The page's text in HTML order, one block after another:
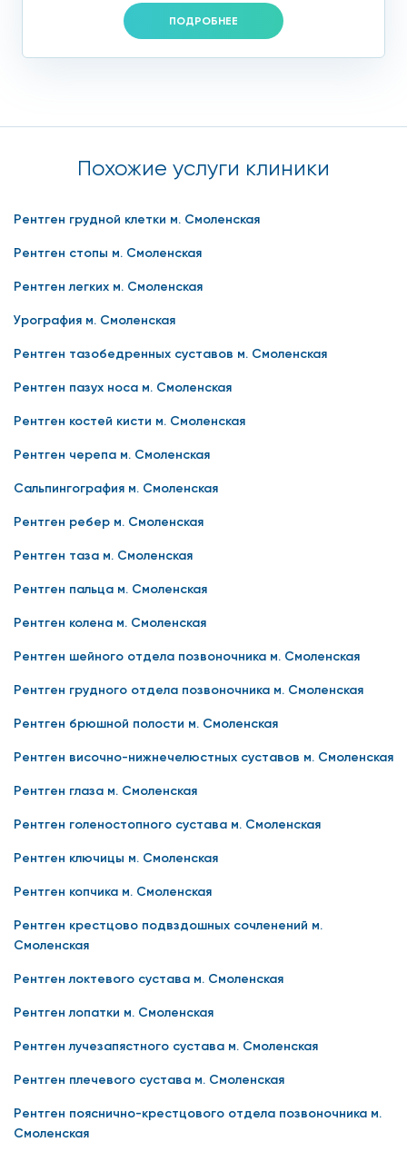
ПОДРОБНЕЕ
Похожие услуги клиники
Рентген грудной клетки м. Смоленская
Рентген стопы м. Смоленская
Рентген легких м. Смоленская
Урография м. Смоленская
Рентген тазобедренных суставов м. Смоленская
Рентген пазух носа м. Смоленская
Рентген костей кисти м. Смоленская
Рентген черепа м. Смоленская
Сальпингография м. Смоленская
Рентген ребер м. Смоленская
Рентген таза м. Смоленская
Рентген пальца м. Смоленская
Рентген колена м. Смоленская
Рентген шейного отдела позвоночника м. Смоленская
Рентген грудного отдела позвоночника м. Смоленская
Рентген брюшной полости м. Смоленская
Рентген височно-нижнечелюстных суставов м. Смоленская
Рентген глаза м. Смоленская
Рентген голеностопного сустава м. Смоленская
Рентген ключицы м. Смоленская
Рентген копчика м. Смоленская
Рентген крестцово подвздошных сочленений м.
Смоленская
Рентген локтевого сустава м. Смоленская
Рентген лопатки м. Смоленская
Рентген лучезапястного сустава м. Смоленская
Рентген плечевого сустава м. Смоленская
Рентген пояснично-крестцового отдела позвоночника м.
Смоленская